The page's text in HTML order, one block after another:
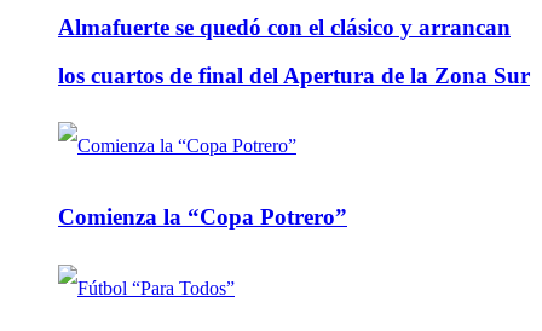
Almafuerte se quedó con el clásico y arrancan
los cuartos de final del Apertura de la Zona Sur
Comienza la “Copa Potrero”